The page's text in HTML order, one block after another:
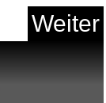
Weiter